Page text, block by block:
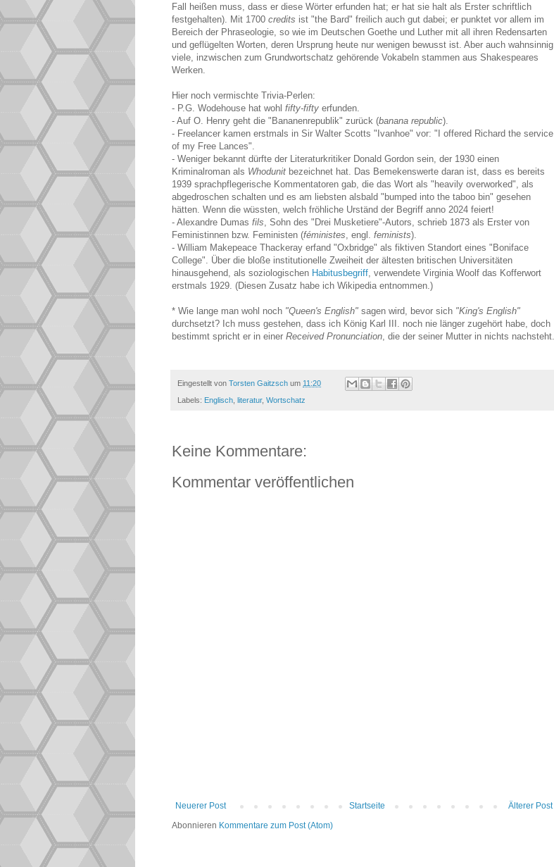
Fall heißen muss, dass er diese Wörter erfunden hat; er hat sie halt als Erster schriftlich
festgehalten). Mit 1700 credits ist "the Bard" freilich auch gut dabei; er punktet vor allem im
Bereich der Phraseologie, so wie im Deutschen Goethe und Luther mit all ihren Redensarten
und geflügelten Worten, deren Ursprung heute nur wenigen bewusst ist. Aber auch wahnsinnig
viele, inzwischen zum Grundwortschatz gehörende Vokabeln stammen aus Shakespeares
Werken.
Hier noch vermischte Trivia-Perlen:
- P.G. Wodehouse hat wohl fifty-fifty erfunden.
- Auf O. Henry geht die "Bananenrepublik" zurück (banana republic).
- Freelancer kamen erstmals in Sir Walter Scotts "Ivanhoe" vor: "I offered Richard the service
of my Free Lances".
- Weniger bekannt dürfte der Literaturkritiker Donald Gordon sein, der 1930 einen
Kriminalroman als Whodunit bezeichnet hat. Das Bemekenswerte daran ist, dass es bereits
1939 sprachpflegerische Kommentatoren gab, die das Wort als "heavily overworked", als
abgedroschen schalten und es am liebsten alsbald "bumped into the taboo bin" gesehen
hätten. Wenn die wüssten, welch fröhliche Urständ der Begriff anno 2024 feiert!
- Alexandre Dumas fils , Sohn des "Drei Musketiere"-Autors, schrieb 1873 als Erster von
Feministinnen bzw. Feministen (féministes , engl. feminists).
- William Makepeace Thackeray erfand "Oxbridge" als fiktiven Standort eines "Boniface
College". Über die bloße institutionelle Zweiheit der ältesten britischen Universitäten
hinausgehend, als soziologischen Habitusbegriff , verwendete Virginia Woolf das Kofferwort
erstmals 1929. (Diesen Zusatz habe ich Wikipedia entnommen.)
* Wie lange man wohl noch "Queen's English" sagen wird, bevor sich "King's English"
durchsetzt? Ich muss gestehen, dass ich König Karl III. noch nie länger zugehört habe, doch
bestimmt spricht er in einer Received Pronunciation , die der seiner Mutter in nichts nachsteht.
Eingestellt von Torsten Gaitzsch um 11:20
Labels: Englisch literatur, Wortschatz
Keine Kommentare:
Kommentar veröffentlichen
Neuerer Post Älterer Post
Startseite
Abonnieren Kommentare zum Post (Atom)